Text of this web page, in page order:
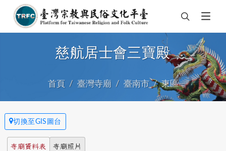
慈航居士會三寶殿
首頁 臺灣寺廟 臺南市 東區
切換至GIS圖台
寺廟資料表 寺廟照片